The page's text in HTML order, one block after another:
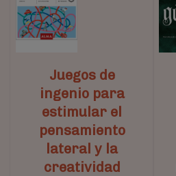
Juegos de
ingenio para
estimular el
pensamiento
lateral y la
creatividad